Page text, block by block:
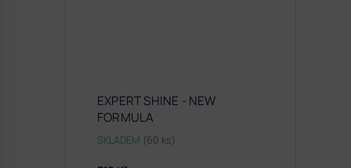
EXPERT SHINE - NEW
FORMULA
SKLADEM (60 ks)